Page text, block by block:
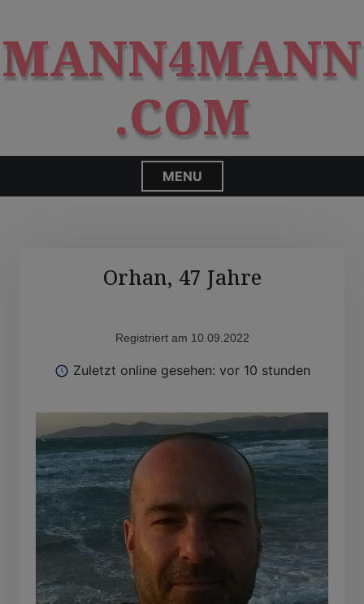
i
p
o
c
n
t
MANN4MANN
.COM
MENU
Orhan, 47 Jahre
Registriert am 10.09.2022
Zuletzt online gesehen: vor 10 stunden